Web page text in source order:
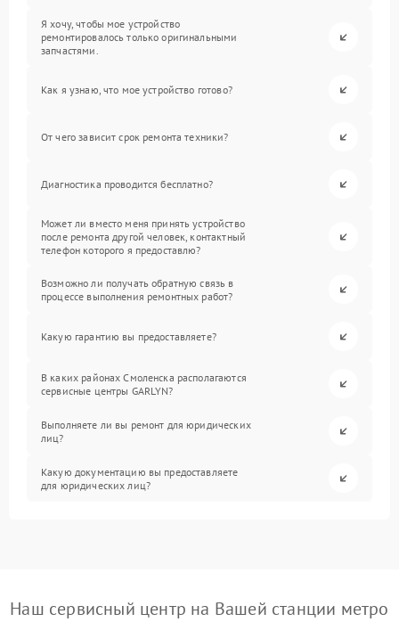
Я хочу, чтобы мое устройство
ремонтировалось только оригинальными
запчастями.
Как я узнаю, что мое устройство готово?
От чего зависит срок ремонта техники?
Диагностика проводится бесплатно?
Может ли вместо меня принять устройство
после ремонта другой человек, контактный
телефон которого я предоставлю?
Возможно ли получать обратную связь в
процессе выполнения ремонтных работ?
Какую гарантию вы предоставляете?
В каких районах Смоленска располагаются
сервисные центры GARLYN?
Выполняете ли вы ремонт для юридических
лиц?
Какую документацию вы предоставляете
для юридических лиц?
Наш сервисный центр на Вашей станции метро